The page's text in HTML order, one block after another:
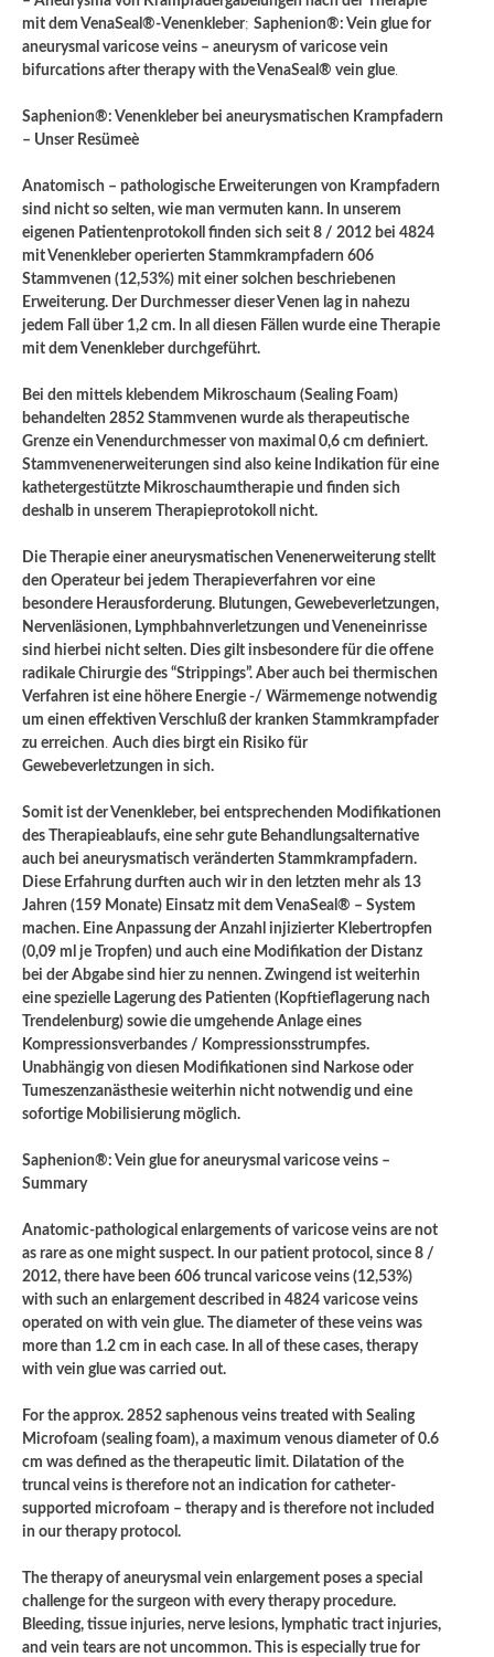
mit dem VenaSeal®-Venenkleber; Saphenion®: Vein glue for
aneurysmal varicose veins – aneurysm of varicose vein
bifurcations after therapy with the VenaSeal® vein glue.
Saphenion®: Venenkleber bei aneurysmatischen Krampfadern
– Unser Resümeè
Anatomisch – pathologische Erweiterungen von Krampfadern
sind nicht so selten, wie man vermuten kann. In unserem
eigenen Patientenprotokoll finden sich seit 8 / 2012 bei 4824
mit Venenkleber operierten Stammkrampfadern 606
Stammvenen (12,53%) mit einer solchen beschriebenen
Erweiterung. Der Durchmesser dieser Venen lag in nahezu
jedem Fall über 1,2 cm. In all diesen Fällen wurde eine Therapie
mit dem Venenkleber durchgeführt.
Bei den mittels klebendem Mikroschaum (Sealing Foam)
behandelten 2852 Stammvenen wurde als therapeutische
Grenze ein Venendurchmesser von maximal 0,6 cm definiert.
Stammvenenerweiterungen sind also keine Indikation für eine
kathetergestützte Mikroschaumtherapie und finden sich
deshalb in unserem Therapieprotokoll nicht.
Die Therapie einer aneurysmatischen Venenerweiterung stellt
den Operateur bei jedem Therapieverfahren vor eine
besondere Herausforderung. Blutungen, Gewebeverletzungen,
Nervenläsionen, Lymphbahnverletzungen und Veneneinrisse
sind hierbei nicht selten. Dies gilt insbesondere für die offene
radikale Chirurgie des “Strippings”. Aber auch bei thermischen
Verfahren ist eine höhere Energie -/ Wärmemenge notwendig
um einen effektiven Verschluß der kranken Stammkrampfader
zu erreichen. Auch dies birgt ein Risiko für
Gewebeverletzungen in sich.
Somit ist der Venenkleber, bei entsprechenden Modifikationen
des Therapieablaufs, eine sehr gute Behandlungsalternative
auch bei aneurysmatisch veränderten Stammkrampfadern.
Diese Erfahrung durften auch wir in den letzten mehr als 13
Jahren (159 Monate) Einsatz mit dem VenaSeal® – System
machen. Eine Anpassung der Anzahl injizierter Klebertropfen
(0,09 ml je Tropfen) und auch eine Modifikation der Distanz
bei der Abgabe sind hier zu nennen. Zwingend ist weiterhin
eine spezielle Lagerung des Patienten (Kopftieflagerung nach
Trendelenburg) sowie die umgehende Anlage eines
Kompressionsverbandes / Kompressionsstrumpfes.
Unabhängig von diesen Modifikationen sind Narkose oder
Tumeszenzanästhesie weiterhin nicht notwendig und eine
sofortige Mobilisierung möglich.
Saphenion®: Vein glue for aneurysmal varicose veins –
Summary
Anatomic-pathological enlargements of varicose veins are not
as rare as one might suspect. In our patient protocol, since 8 /
2012, there have been 606 truncal varicose veins (12,53%)
with such an enlargement described in 4824 varicose veins
operated on with vein glue. The diameter of these veins was
more than 1.2 cm in each case. In all of these cases, therapy
with vein glue was carried out.
For the approx. 2852 saphenous veins treated with Sealing
Microfoam (sealing foam), a maximum venous diameter of 0.6
cm was defined as the therapeutic limit. Dilatation of the
truncal veins is therefore not an indication for catheter-
supported microfoam – therapy and is therefore not included
in our therapy protocol.
The therapy of aneurysmal vein enlargement poses a special
challenge for the surgeon with every therapy procedure.
Bleeding, tissue injuries, nerve lesions, lymphatic tract injuries,
and vein tears are not uncommon. This is especially true for